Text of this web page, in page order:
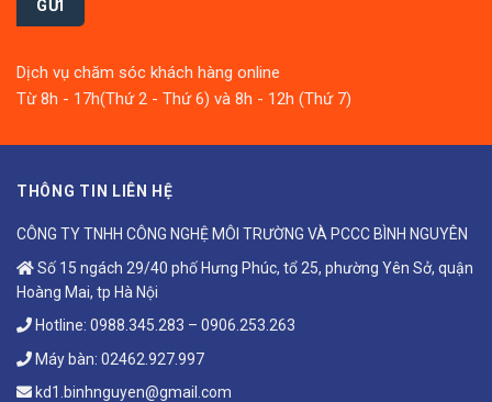
Dịch vụ chăm sóc khách hàng online
Từ 8h - 17h(Thứ 2 - Thứ 6) và 8h - 12h (Thứ 7)
THÔNG TIN LIÊN HỆ
CÔNG TY TNHH CÔNG NGHỆ MÔI TRƯỜNG VÀ PCCC BÌNH NGUYÊN
Số 15 ngách 29/40 phố Hưng Phúc, tổ 25, phường Yên Sở, quận
Hoàng Mai, tp Hà Nội
Hotline: 0988.345.283 – 0906.253.263
Máy bàn: 02462.927.997
kd1.binhnguyen@gmail.com